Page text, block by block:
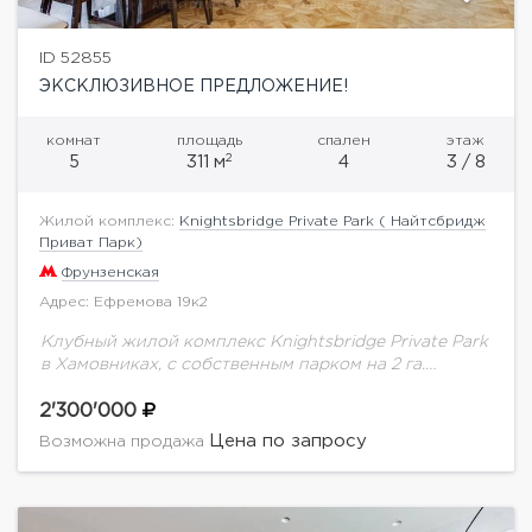
ID 52855
ЭКСКЛЮЗИВНОЕ ПРЕДЛОЖЕНИЕ!
комнат
5
площадь
311 м2
спален
4
этаж
3 / 8
Жилой комплекс:
Knightsbridge Private Park ( Найтсбридж
Приват Парк)
Фрунзенская
Адрес: Ефремова 19к2
Клубный жилой комплекс Knightsbridge Private Park
в Хамовниках, с собственным парком на 2 га.
Планировка: кухня-столовая, гостиная, 4 спальни, 4
2'300'000
Возможна продажа Цена по запросу